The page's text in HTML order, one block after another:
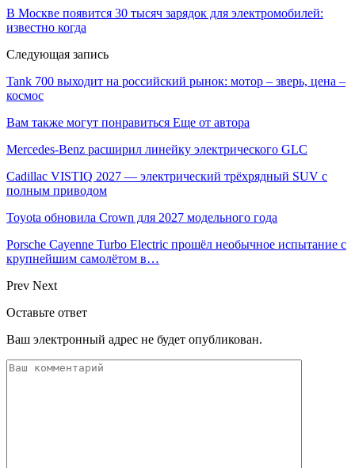
В Москве появится 30 тысяч зарядок для электромобилей:
известно когда
Следующая запись
Tank 700 выходит на российский рынок: мотор – зверь, цена –
космос
Вам также могут понравиться Еще от автора
Mercedes-Benz расширил линейку электрического GLC
Cadillac VISTIQ 2027 — электрический трёхрядный SUV с
полным приводом
Toyota обновила Crown для 2027 модельного года
Porsche Cayenne Turbo Electric прошёл необычное испытание с
крупнейшим самолётом в…
Prev Next
Оставьте ответ
Ваш электронный адрес не будет опубликован.